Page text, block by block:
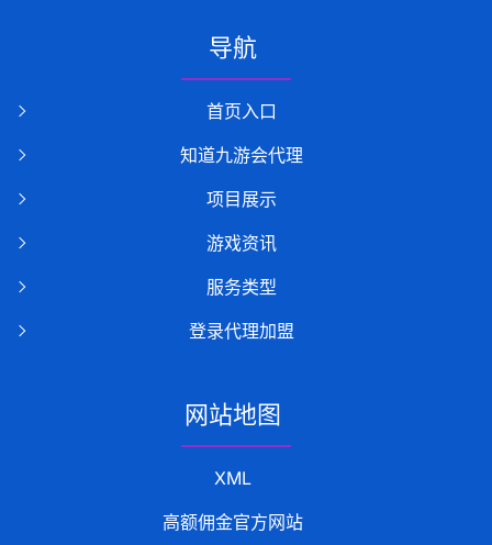
导航
首页入口
知道九游会代理
项目展示
游戏资讯
服务类型
登录代理加盟
网站地图
XML
高额佣金官方网站